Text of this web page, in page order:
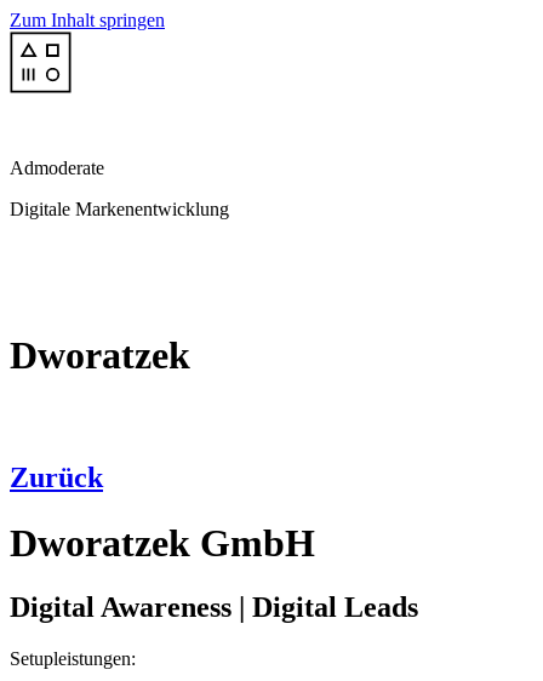
Zum Inhalt springen
Admoderate
Digitale Markenentwicklung
Dworatzek
Zurück
Dworatzek GmbH
Digital Awareness | Digital Leads
Setupleistungen: